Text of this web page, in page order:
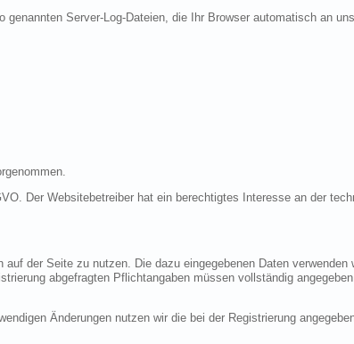
Server-Log-Dateien, die Ihr Browser automatisch an
Der Websitebetreiber hat ein berechtigtes Interesse an der
der Seite zu nutzen. Die dazu eingegebenen Daten
abgefragten Pflichtangaben müssen vollständig
Änderungen nutzen wir die bei der Registrierung